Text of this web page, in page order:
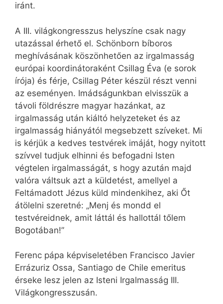
iránt.
A III. világkongresszus helyszíne csak nagy
utazással érhető el. Schönborn bíboros
meghívásának köszönhetően az irgalmasság
európai koordinátoraként Csillag Éva (e sorok
írója) és férje, Csillag Péter készül részt venni
az eseményen. Imádságunkban elvisszük a
távoli földrészre magyar hazánkat, az
irgalmasság után kiáltó helyzeteket és az
irgalmasság hiányától megsebzett szíveket. Mi
is kérjük a kedves testvérek imáját, hogy nyitott
szívvel tudjuk elhinni és befogadni Isten
végtelen irgalmasságát, s hogy azután majd
valóra váltsuk azt a küldetést, amellyel a
Feltámadott Jézus küld mindenkihez, aki Őt
átölelni szeretné: „Menj és mondd el
testvéreidnek, amit láttál és hallottál tőlem
Bogotában!”
Ferenc pápa képviseletében Francisco Javier
Errázuriz Ossa, Santiago de Chile emeritus
érseke lesz jelen az Isteni Irgalmasság III.
Világkongresszusán.